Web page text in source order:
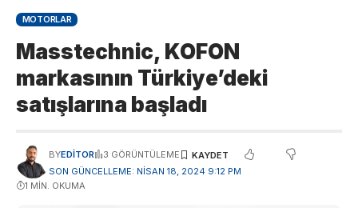
MOTORLAR
Masstechnic, KOFON
markasının Türkiye’deki
satışlarına başladı
SON GÜNCELLEME: NISAN 18, 2024 9:12 PM
BYEDITOR 3 GÖRÜNTÜLEME
1 MIN. OKUMA